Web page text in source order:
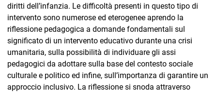
diritti dell’infanzia. Le difficoltà presenti in questo tipo di
intervento sono numerose ed eterogenee aprendo la
riflessione pedagogica a domande fondamentali sul
significato di un intervento educativo durante una crisi
umanitaria, sulla possibilità di individuare gli assi
pedagogici da adottare sulla base del contesto sociale
culturale e politico ed infine, sull’importanza di garantire un
approccio inclusivo. La riflessione si snoda attraverso